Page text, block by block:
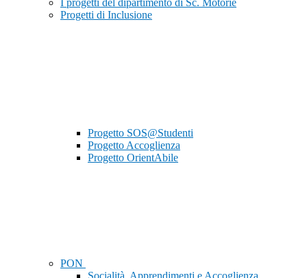
I progetti del dipartimento di Sc. Motorie
Progetti di Inclusione
Progetto SOS@Studenti
Progetto Accoglienza
Progetto OrientAbile
PON